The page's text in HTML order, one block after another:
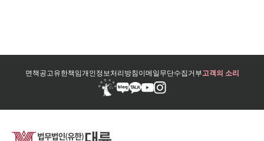
면책공고유한책임개인정보처리방침이메일무단수집거부고객의 소리